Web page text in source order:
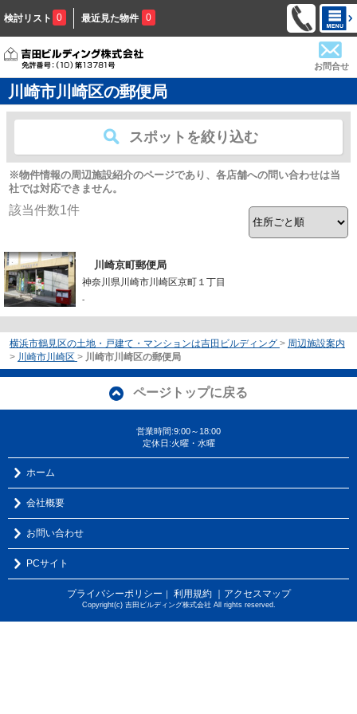
検討リスト 0 最近見た物件 0
お問合せ
川崎市川崎区の郵便局
スポットを絞り込む
※物件情報の周辺施設紹介のページであり、各店舗への問い合わせは当
社では対応できません。
該当件数1件
川崎京町郵便局
神奈川県川崎市川崎区京町１丁目
-
横浜市鶴見区の土地・戸建て・マンションは吉田ビルディング > 周辺施設案内
> 川崎市川崎区 > 川崎市川崎区の郵便局
ページトップに戻る
営業時間:9:00～18:00
定休日:火曜・水曜
ホーム
会社概要
お問い合わせ
PCサイト
プライバシーポリシー ｜ 利用規約 ｜アクセスマップ
Copyright(c) 吉田ビルディング株式会社 All rights reserved.